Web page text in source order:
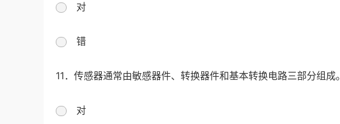
对
错
11．传感器通常由敏感器件、转换器件和基本转换电路三部分组成。
对